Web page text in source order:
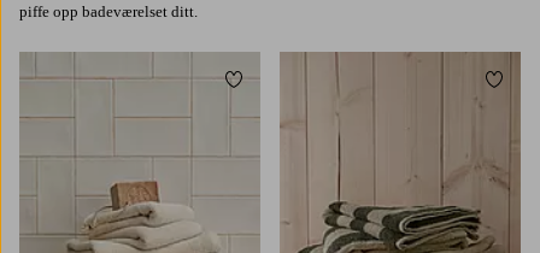
piffe opp badeværelset ditt.
Legg til favoritter